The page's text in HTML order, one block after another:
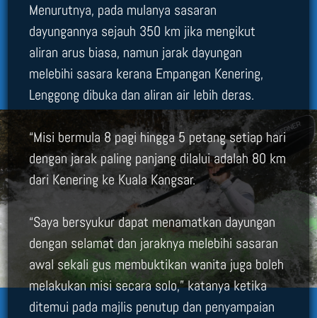
Menurutnya, pada mulanya sasaran
dayungannya sejauh 350 km jika mengikut
aliran arus biasa, namun jarak dayungan
melebihi sasara kerana Empangan Kenering,
Lenggong dibuka dan aliran air lebih deras.
“Misi bermula 8 pagi hingga 5 petang setiap hari
dengan jarak paling panjang dilalui adalah 80 km
dari Kenering ke Kuala Kangsar.
“Saya bersyukur dapat menamatkan dayungan
dengan selamat dan jaraknya melebihi sasaran
awal sekali gus membuktikan wanita juga boleh
melakukan misi secara solo,” katanya ketika
ditemui pada majlis penutup dan penyampaian